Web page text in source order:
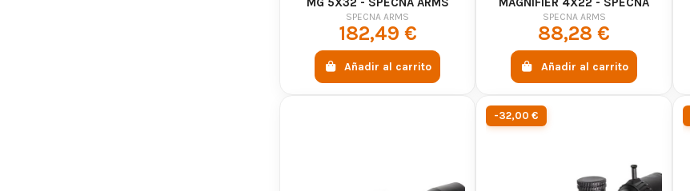
SPECNA ARMS
182,49 €
Añadir al carrito
ARMS
SPECNA ARMS
88,28 €
Añadir al carrito
-32,00 €